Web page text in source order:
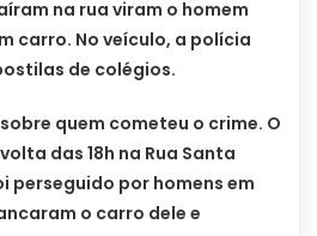
na rua viram o homem
carro. No veículo, a polícia
de colégios.
quem cometeu o crime. O
das 18h na Rua Santa
perseguido por homens em
o carro dele e